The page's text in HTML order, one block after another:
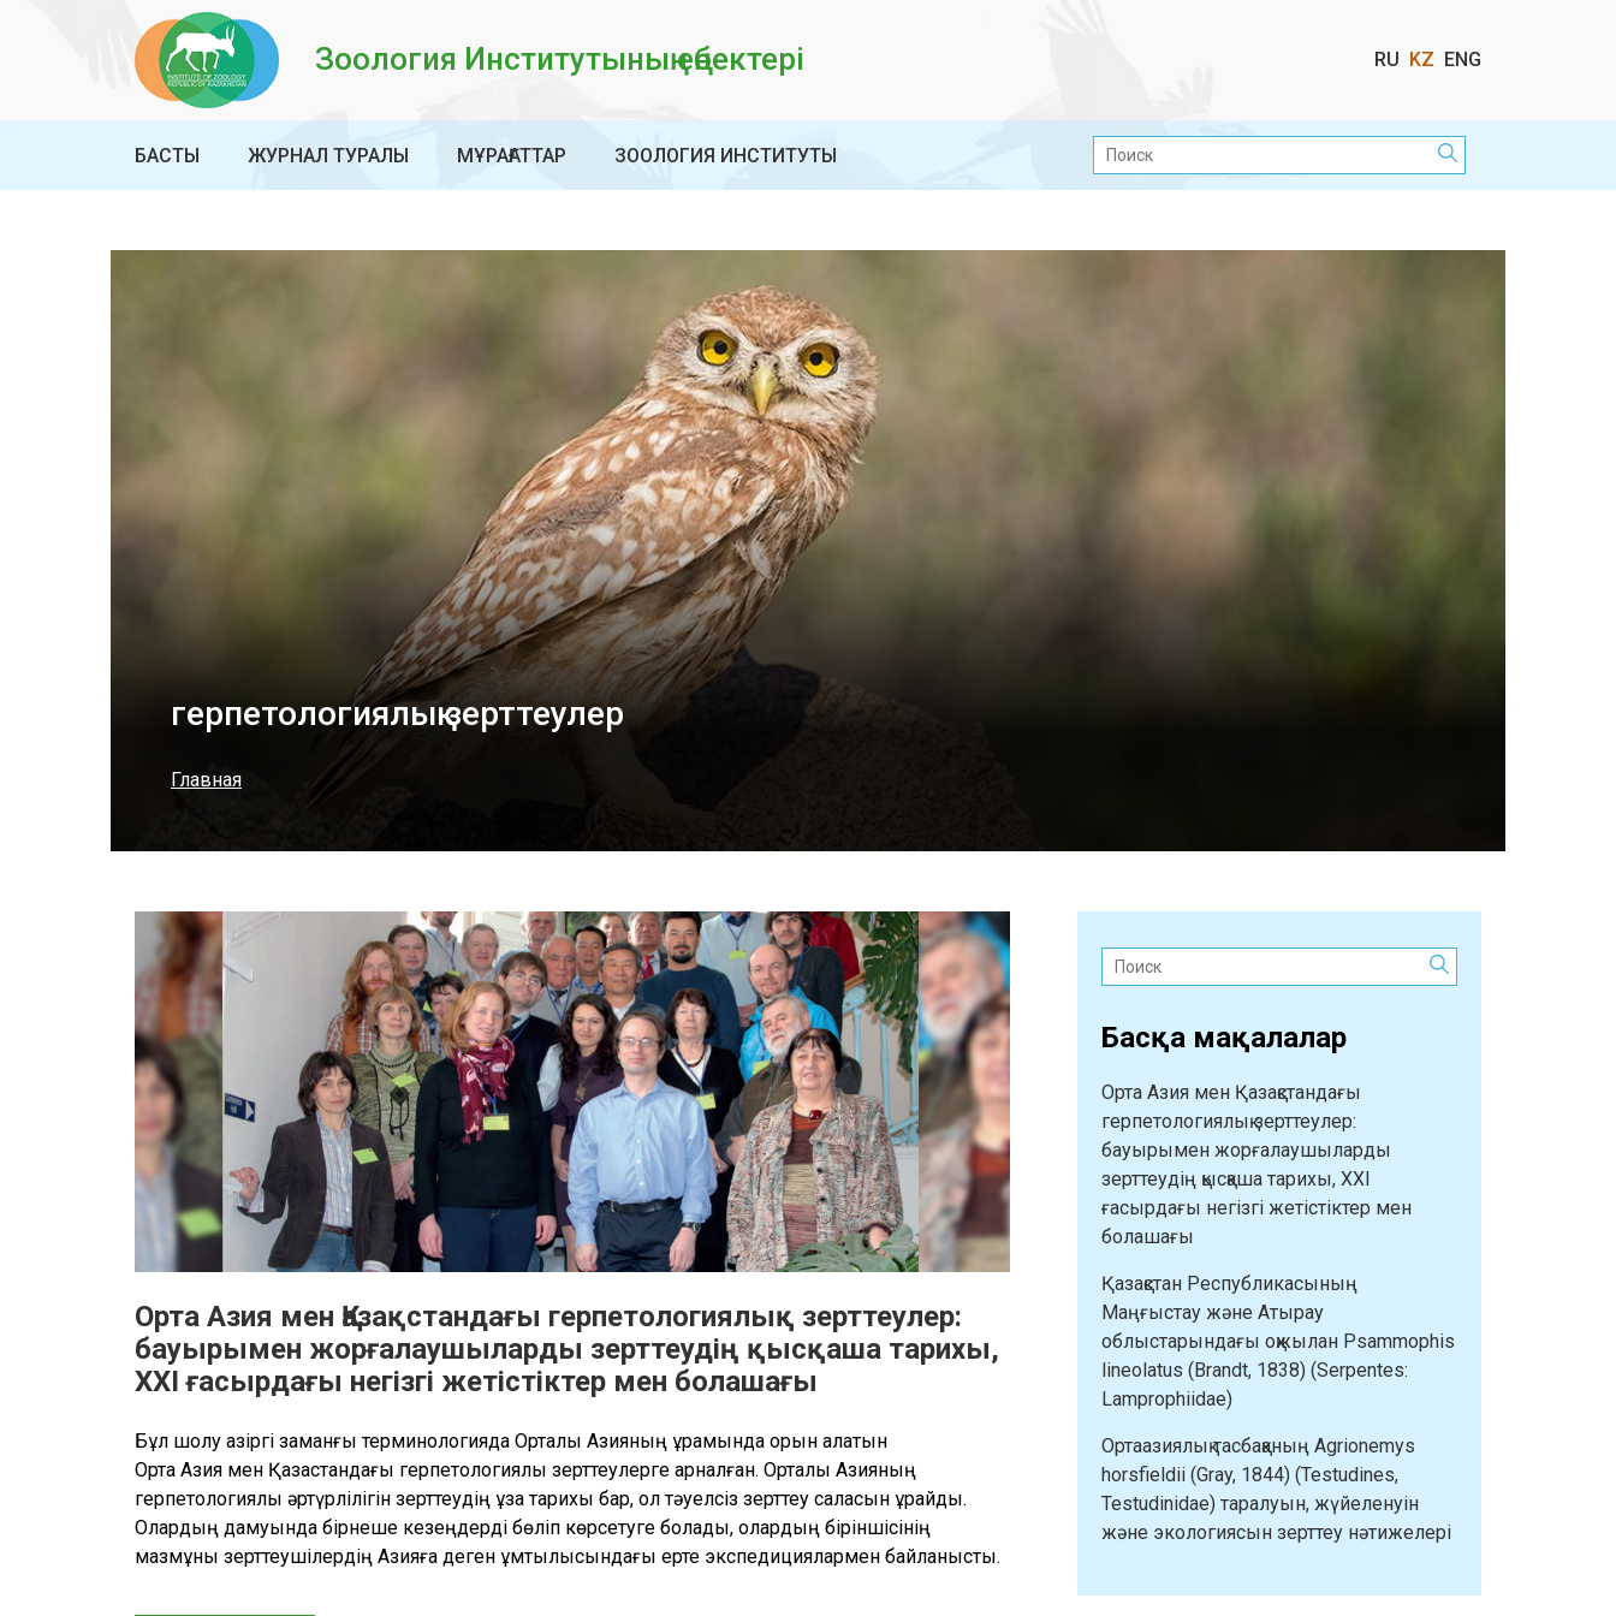
Зоология Институтының еңбектері
Выбор
RU KZ ENG
БАСТЫ ЖУРНАЛ ТУРАЛЫ МҰРАҒАТТАР ЗООЛОГИЯ ИНСТИТУТЫ Поиск:
герпетологиялық зерттеулер
Главная
Орта Азия мен Қазақстандағы герпетологиялық зерттеулер:
бауырымен жорғалаушыларды зерттеудің қысқаша тарихы,
XXI ғасырдағы негізгі жетістіктер мен болашағы
Бұл шолу қазіргі заманғы терминологияда Орталық Азияның құрамында орын алатын
Орта Азия мен Қазақстандағы герпетологиялық зерттеулерге арналған. Орталық Азияның
герпетологиялық әртүрлілігін зерттеудің ұзақ тарихы бар, ол тәуелсіз зерттеу саласын құрайды.
Олардың дамуында бірнеше кезеңдерді бөліп көрсетуге болады, олардың біріншісінің
мазмұны зерттеушілердің Азияға деген ұмтылысындағы ерте экспедициялармен байланысты.
Поиск:
Басқа мақалалар
Орта Азия мен Қазақстандағы
герпетологиялық зерттеулер:
бауырымен жорғалаушыларды
зерттеудің қысқаша тарихы, XXI
ғасырдағы негізгі жетістіктер мен
болашағы
Қазақстан Республикасының
Маңғыстау және Атырау
облыстарындағы оқжылан Psammophis
lineolatus (Brandt, 1838) (Serpentes:
Lamprophiidae)
Ортаазиялық тасбақаның Agrionemys
horsfieldii (Gray, 1844) (Testudines,
Testudinidae) таралуын, жүйеленуін
және экологиясын зерттеу нәтижелері